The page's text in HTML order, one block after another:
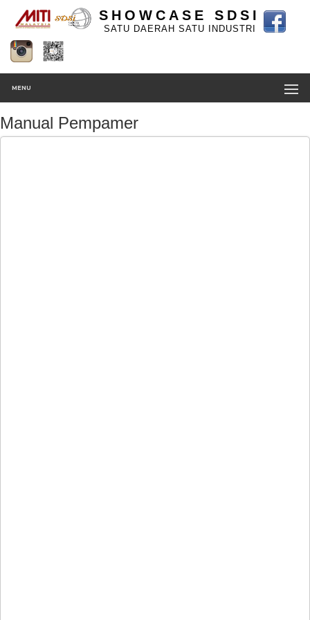
SHOWCASE SDSI
SATU DAERAH SATU INDUSTRI
MENU
Manual Pempamer